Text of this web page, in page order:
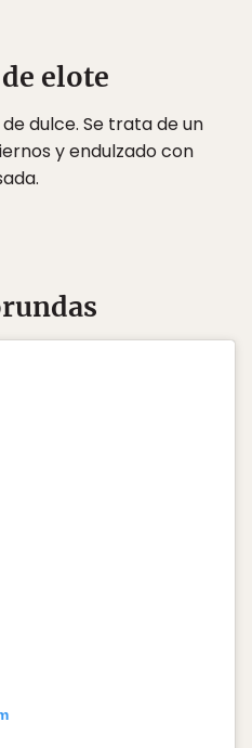
elote
dulce. Se trata de un
y endulzado con